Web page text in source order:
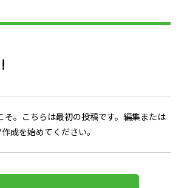
お知らせ
そ。こちらは最初の投稿です。編集または
成を始めてください。